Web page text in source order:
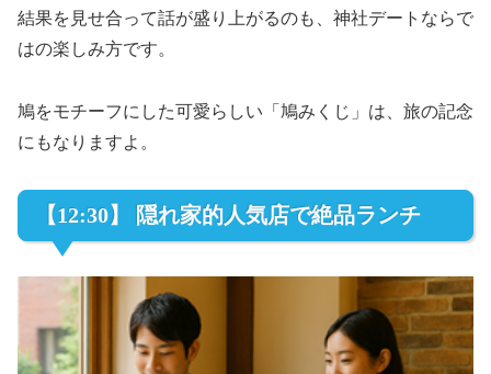
結果を見せ合って話が盛り上がるのも、神社デートならで
はの楽しみ方です。
鳩をモチーフにした可愛らしい「鳩みくじ」は、旅の記念
にもなりますよ。
【12:30】 隠れ家的人気店で絶品ランチ